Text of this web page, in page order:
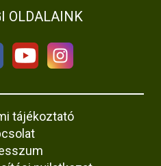
OLDALAINK
tájékoztató